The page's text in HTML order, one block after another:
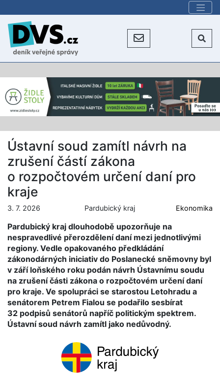
Ústavní soud zamítl návrh na
zrušení částí zákona
o rozpočtovém určení daní pro
kraje
3. 7. 2026 Pardubický kraj Ekonomika
Pardubický kraj dlouhodobě upozorňuje na
nespravedlivé přerozdělení daní mezi jednotlivými
regiony. Vedle opakovaného předkládání
zákonodárných iniciativ do Poslanecké sněmovny byl
v září loňského roku podán návrh Ústavnímu soudu
na zrušení části zákona o rozpočtovém určení daní
pro kraje. Ve spolupráci se starostou Letohradu a
senátorem Petrem Fialou se podařilo sesbírat
32 podpisů senátorů napříč politickým spektrem.
Ústavní soud návrh zamítl jako nedůvodný.